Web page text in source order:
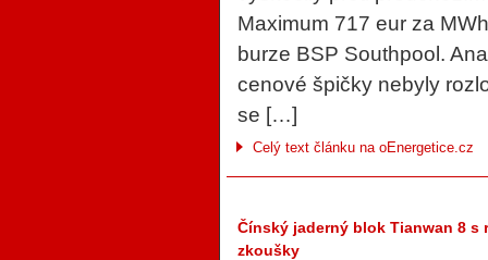
Maximum 717 eur za
burze BSP Southpool.
cenové špičky nebyly
se […]
Celý text článku na oEnergetice.cz
Čínský jaderný blok Tianwan 8 s
zkoušky